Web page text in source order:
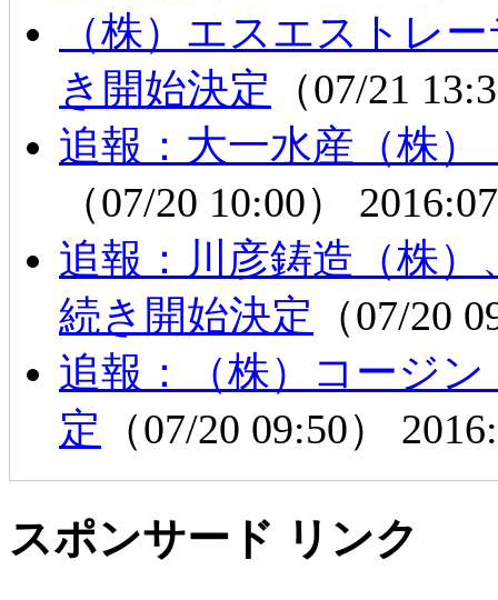
（株）エスエストレ
き開始決定 （07/21
追報：大一水産（株
（07/20 10:00）
追報：川彦鋳造（株
続き開始決定 （07/20
追報：（株）コージ
定 （07/20 09:50）
スポンサード リンク